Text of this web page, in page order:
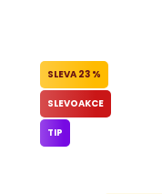
23 %
SLEVOAKCE
TIP